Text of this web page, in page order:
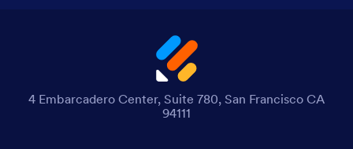
4 Embarcadero Center, Suite 780, San Francisco CA
94111